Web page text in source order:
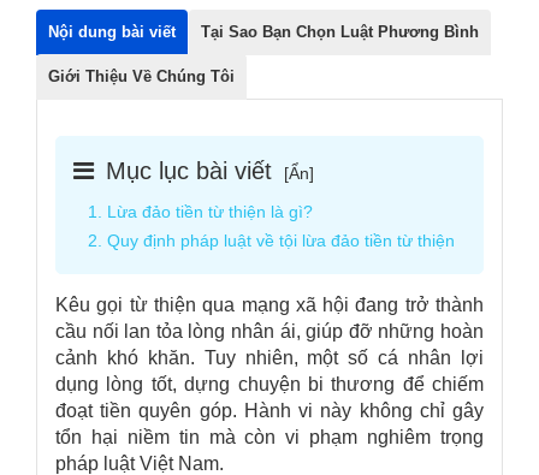
Nội dung bài viết Tại Sao Bạn Chọn Luật Phương Bình
Giới Thiệu Về Chúng Tôi
Mục lục bài viết [Ẩn]
1. Lừa đảo tiền từ thiện là gì?
2. Quy định pháp luật về tội lừa đảo tiền từ thiện
Kêu gọi từ thiện qua mạng xã hội đang trở thành
cầu nối lan tỏa lòng nhân ái, giúp đỡ những hoàn
cảnh khó khăn. Tuy nhiên, một số cá nhân
lợi
dụng lòng tốt, dựng chuyện bi thương để chiếm
đoạt tiền quyên góp. Hành vi này không chỉ gây
tổn hại niềm tin mà còn vi phạm nghiêm trọng
pháp luật Việt Nam.